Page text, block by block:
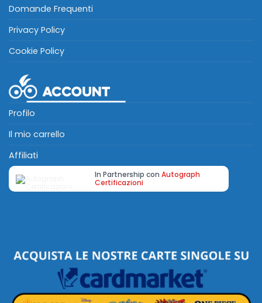
Domande Frequenti
Privacy Policy
Cookie Policy
Profilo
Il mio carrello
Affiliati
In Partnership con Autograph
Certificazioni